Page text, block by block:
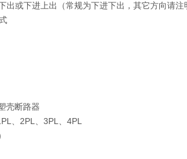
出或下进上出（常规为下进下出，其它方向请注
壳断路器
、2PL、3PL、4PL